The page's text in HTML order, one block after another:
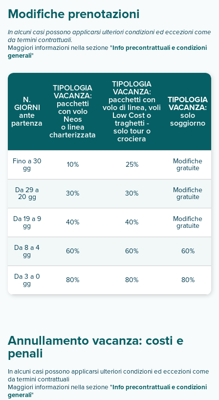
Modifiche prenotazioni
In alcuni casi possono applicarsi ulteriori condizioni ed eccezioni come
da termini contrattuali.
Maggiori informazioni nella sezione "Info precontrattuali e condizioni
generali"
N.
GIORNI
ante
partenza
TIPOLOGIA
VACANZA:
pacchetti
con volo
Neos
o linea
charterizzata
TIPOLOGIA
VACANZA:
pacchetti con
volo di linea, voli
Low Cost o
traghetti -
solo tour o
crociera
TIPOLOGIA
VACANZA:
solo
soggiorno
Fino a 30
gg 10% 25% Modifiche
gratuite
Da 29 a
20 gg 30% 30% Modifiche
gratuite
Da 19 a 9
gg 40% 40% Modifiche
gratuite
Da 8 a 4
gg 60% 60% 60%
Da 3 a 0
gg 80% 80% 80%
Annullamento vacanza: costi e
penali
In alcuni casi possono applicarsi ulteriori condizioni ed eccezioni come
da termini contrattuali
Maggiori informazioni nella sezione "Info precontrattuali e condizioni
generali"